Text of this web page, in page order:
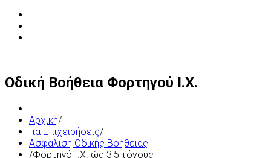
Οδική Βοήθεια Φορτηγού Ι.Χ.
Αρχική/
Για Επιχειρήσεις/
Ασφάλιση Οδικής Βοήθειας
/Φορτηγό Ι.Χ. ώς 3,5 τόνους